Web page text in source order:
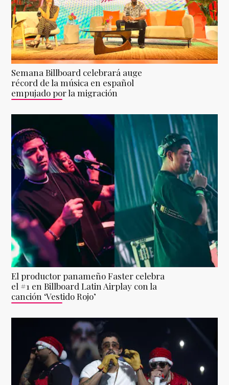
Semana Billboard celebrará auge
récord de la música en español
empujado por la migración
El productor panameño Faster celebra
el #1 en Billboard Latin Airplay con la
canción ‘Vestido Rojo’